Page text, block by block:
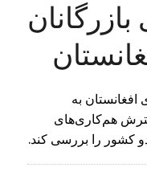
نفری بازرگانان
افغانستان به
هم‌کاری‌های
دو کشور را بررسی کند.